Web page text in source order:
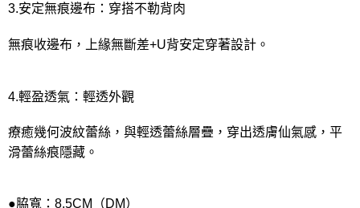
3.安定無痕邊布：穿搭不勒背肉
無痕收邊布，上緣無斷差+U背安定穿著設計。
4.輕盈透氣：輕透外觀
療癒幾何波紋蕾絲，與輕透蕾絲層疊，穿出透膚仙氣感，平
滑蕾絲痕隱藏。
●脇寬：8.5CM（DM）